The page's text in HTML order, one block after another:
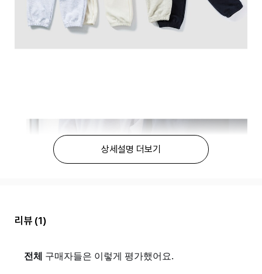
상세설명 더보기
리뷰 (1)